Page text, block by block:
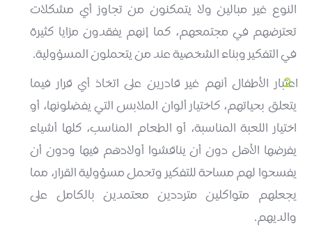
النوع غير مبالين ولا يتمكنون من تجاوز أي مشكلات
تعترضهم في مجتمعهم، كما إنهم يفقدون مزايا كثيرة
في التفكير وبناء الشخصية عند من يتحملون المسؤولية.
اعتبار الأطفال أنهم غير قادرين على اتخاذ أي قرار فيما
يتعلق بحياتهم، كاختيار ألوان الملابس التي يفضلونها، أو
اختيار اللعبة المناسبة، أو الطعام المناسب، كلها أشياء
يفرضها الأهل دون أن يناقشوا أولادهم فيها ودون أن
يفسحوا لهم مساحة للتفكير وتحمل مسؤولية القرار، مما
يجعلهم متواكلين مترددين معتمدين بالكامل على
والديهم.